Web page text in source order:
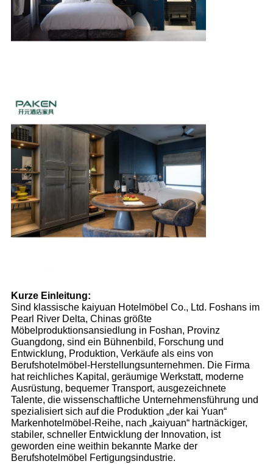
Kurze Einleitung:
Sind klassische kaiyuan Hotelmöbel Co., Ltd. Foshans im
Pearl River Delta, Chinas größte
Möbelproduktionsansiedlung in Foshan, Provinz
Guangdong, sind ein Bühnenbild, Forschung und
Entwicklung, Produktion, Verkäufe als eins von
Berufshotelmöbel-Herstellungsunternehmen. Die Firma
hat reichliches Kapital, geräumige Werkstatt, moderne
Ausrüstung, bequemer Transport, ausgezeichnete
Talente, die wissenschaftliche Unternehmensführung und
spezialisiert sich auf die Produktion „der kai Yuan“
Markenhotelmöbel-Reihe, nach „kaiyuan“ hartnäckiger,
stabiler, schneller Entwicklung der Innovation, ist
geworden eine weithin bekannte Marke der
Berufshotelmöbel Fertigungsindustrie.